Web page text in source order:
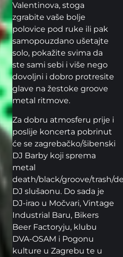
Valentinova, stoga
zgrabite vaše bolje
polovice pod ruke ili pak
samopouzdano ušetajte
solo, pokažite svima da
ste sami sebi i više nego
dovoljni i dobro protresite
glave na žestoke groove
metal ritmove.
Za dobru atmosferu prije i
poslije koncerta pobrinut
će se zagrebačko/šibenski
DJ Barby koji sprema
metal
death/black/groove/trash/
DJ slušaonu. Do sada je
DJ-irao u Močvari, Vintage
Industrial Baru, Bikers
Beer Factoryju, klubu
DVA-OSAM i Pogonu
kulture u Zagrebu te u